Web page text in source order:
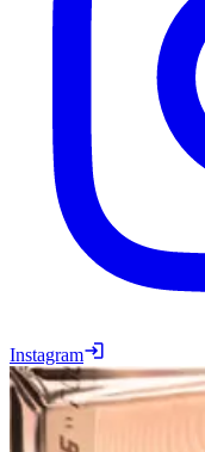
Instagram